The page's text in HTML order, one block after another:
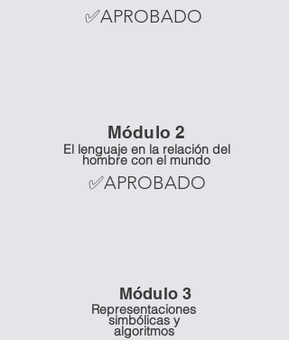
✅APROBADO
Módulo 2
El lenguaje en la relación del
hombre con el mundo
✅APROBADO
Módulo 3
Representaciones
simbólicas y
algoritmos